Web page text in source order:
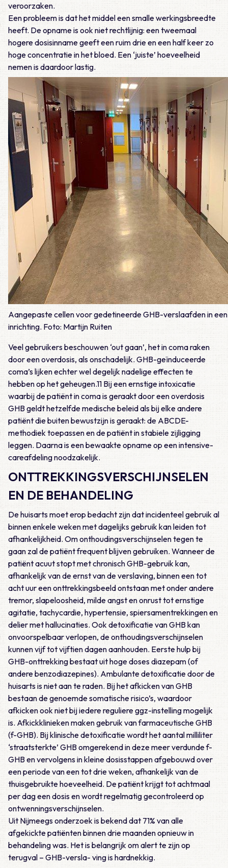
veroorzaken.
Een probleem is dat het middel een smalle werkingsbreedte
heeft. De opname is ook niet rechtlijnig: een tweemaal
hogere dosisinname geeft een ruim drie en een half keer zo
hoge concentratie in het bloed. Een ‘juiste’ hoeveelheid
nemen is daardoor lastig.
Aangepaste cellen voor gedetineerde GHB-verslaafden in
inrichting. Foto: Martijn Ruiten
Veel gebruikers beschouwen ‘out gaan’, het in coma raken
door een overdosis, als onschadelijk. GHB-geïnduceerde
coma’s lijken echter wel degelijk nadelige effecten te
hebben op het geheugen.11 Bij een ernstige intoxicatie
waarbij de patiënt in coma is geraakt door een overdosis
GHB geldt hetzelfde medische beleid als bij elke andere
patiënt die buiten bewustzijn is geraakt: de ABCDE-
methodiek toepassen en de patiënt in stabiele zijligging
leggen. Daarna is een bewaakte opname op een intensive-
careafdeling noodzakelijk.
ONTTREKKINGSVERSCHIJNSELEN
EN DE BEHANDELING
De huisarts moet erop bedacht zijn dat incidenteel gebruik al
binnen enkele weken met dagelijks gebruik kan leiden tot
afhankelijkheid. Om onthoudingsverschijnselen tegen te
gaan zal de patiënt frequent blijven gebruiken. Wanneer de
patiënt acuut stopt met chronisch GHB-gebruik kan,
afhankelijk van de ernst van de verslaving, binnen een tot
acht uur een onttrekkingsbeeld ontstaan met onder andere
tremor, slapeloosheid, milde angst en onrust tot ernstige
agitatie, tachycardie, hypertensie, spiersamentrekkingen en
delier met hallucinaties. Ook detoxificatie van GHB kan
onvoorspelbaar verlopen, de onthoudingsverschijnselen
kunnen vijf tot vijftien dagen aanhouden. Eerste hulp bij
GHB-onttrekking bestaat uit hoge doses diazepam (of
andere benzodiazepines). Ambulante detoxificatie door de
huisarts is niet aan te raden. Bij het afkicken van GHB
bestaan de genoemde somatische risico’s, waardoor
afkicken ook niet bij iedere reguliere ggz-instelling mogelijk
is. Afkickklinieken maken gebruik van farmaceutische GHB
(f-GHB). Bij klinische detoxificatie wordt het aantal milliliter
‘straatsterkte’ GHB omgerekend in deze meer verdunde f-
GHB en vervolgens in kleine dosisstappen afgebouwd over
een periode van een tot drie weken, afhankelijk van de
thuisgebruikte hoeveelheid. De patiënt krijgt tot achtmaal
per dag een dosis en wordt regelmatig gecontroleerd op
ontwenningsverschijnselen.
Uit Nijmeegs onderzoek is bekend dat 71% van alle
afgekickte patiënten binnen drie maanden opnieuw in
behandeling was. Het is belangrijk om alert te zijn op
terugval – GHB-versla- ving is hardnekkig.